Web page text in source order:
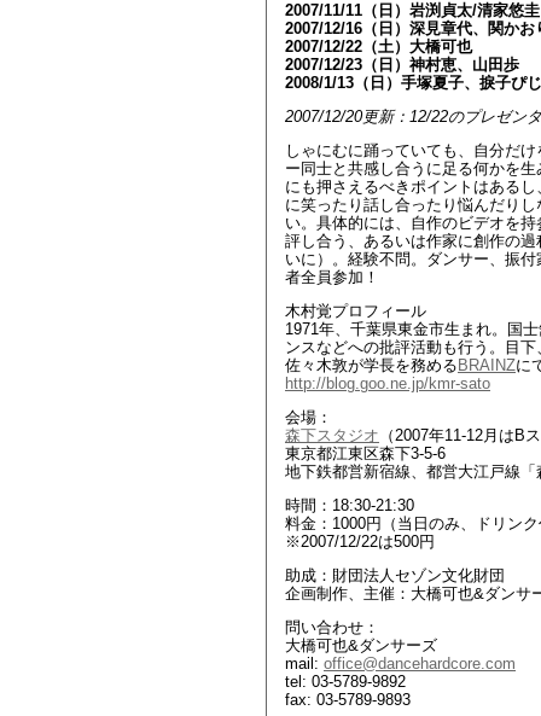
2007/11/11（日）岩渕貞太/清家悠
2007/12/16（日）深見章代、関かお
2007/12/22（土）大橋可也
2007/12/23（日）神村恵、山田歩
2008/1/13（日）手塚夏子、捩子ぴ
2007/12/20更新：12/22のプレゼン
しゃにむに踊っていても、自分だ
ー同士と共感し合うに足る何かを
にも押さえるべきポイントはある
に笑ったり話し合ったり悩んだり
い。具体的には、自作のビデオを
評し合う、あるいは作家に創作の
いに）。経験不問。ダンサー、振
者全員参加！
木村覚プロフィール
1971年、千葉県東金市生まれ。国
ンスなどへの批評活動も行う。目
佐々木敦が学長を務める BRAINZに
http://blog.goo.ne.jp/kmr-sato
会場：
森下スタジオ （2007年11-12月はB
東京都江東区森下3-5-6
地下鉄都営新宿線、都営大江戸線
時間：18:30-21:30
料金：1000円（当日のみ、ドリン
※2007/12/22は500円
助成：財団法人セゾン文化財団
企画制作、主催：大橋可也&ダンサ
問い合わせ：
大橋可也&ダンサーズ
mail: office@dancehardcore.com
tel: 03-5789-9892
fax: 03-5789-9893